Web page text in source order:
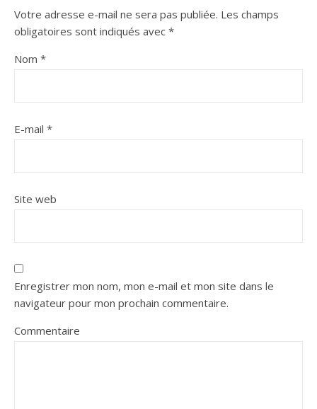
Votre adresse e-mail ne sera pas publiée. Les champs
obligatoires sont indiqués avec *
Nom *
E-mail *
Site web
Enregistrer mon nom, mon e-mail et mon site dans le
navigateur pour mon prochain commentaire.
Commentaire